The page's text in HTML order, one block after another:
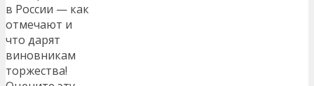
в России — как
отмечают и
что дарят
виновникам
торжества!